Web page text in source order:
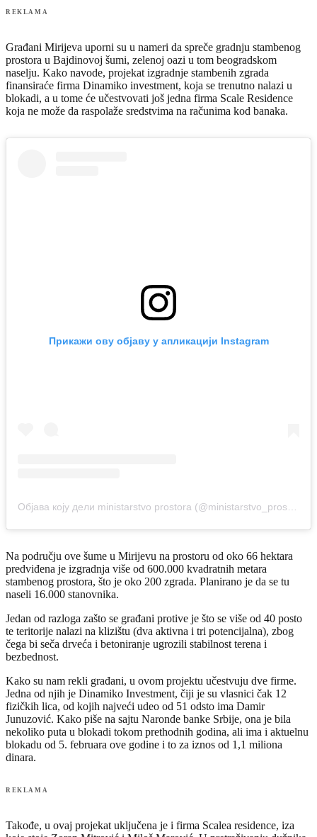
REKLAMA
Građani Mirijeva uporni su u nameri da spreče gradnju stambenog
prostora u Bajdinovoj šumi, zelenoj oazi u tom beogradskom
naselju. Kako navode, projekat izgradnje stambenih zgrada
finansiraće firma Dinamiko investment, koja se trenutno nalazi u
blokadi, a u tome će učestvovati još jedna firma Scale Residence
koja ne može da raspolaže sredstvima na računima kod banaka.
Прикажи ову објаву у апликацији Instagram
Na području ove šume u Mirijevu na prostoru od oko 66 hektara
predviđena je izgradnja više od 600.000 kvadratnih metara
stambenog prostora, što je oko 200 zgrada. Planirano je da se tu
naseli 16.000 stanovnika.
Jedan od razloga zašto se građani protive je što se više od 40 posto
te teritorije nalazi na klizištu (dva aktivna i tri potencijalna), zbog
čega bi seča drveća i betoniranje ugrozili stabilnost terena i
bezbednost.
Kako su nam rekli građani, u ovom projektu učestvuju dve firme.
Jedna od njih je Dinamiko Investment, čiji je su vlasnici čak 12
fizičkih lica, od kojih najveći udeo od 51 odsto ima Damir
Junuzović. Kako piše na sajtu Naronde banke Srbije, ona je bila
nekoliko puta u blokadi tokom prethodnih godina, ali ima i aktuelnu
blokadu od 5. februara ove godine i to za iznos od 1,1 miliona
dinara.
REKLAMA
Takođe, u ovaj projekat uključena je i firma Scalea residence, iza